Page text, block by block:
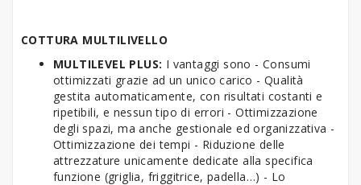
COTTURA MULTILIVELLO
MULTILEVEL PLUS: I vantaggi sono - Consumi
ottimizzati grazie ad un unico carico - Qualità
gestita automaticamente, con risultati costanti e
ripetibili, e nessun tipo di errori - Ottimizzazione
degli spazi, ma anche gestionale ed organizzativa -
Ottimizzazione dei tempi - Riduzione delle
attrezzature unicamente dedicate alla specifica
funzione (griglia, friggitrice, padella…) - Lo